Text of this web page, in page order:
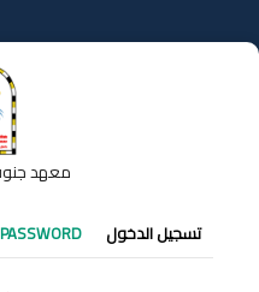
إلى
المحتوى
معهد
التبويبات
الأساسية
تسجيل الدخول